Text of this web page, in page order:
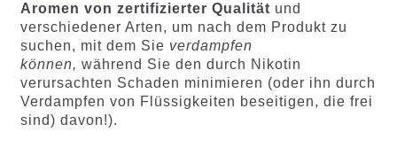
Aromen von zertifizierter Qualität und
verschiedener Arten, um nach dem Produkt zu
suchen, mit dem Sie verdampfen
können, während Sie den durch Nikotin
verursachten Schaden minimieren (oder ihn durch
Verdampfen von Flüssigkeiten beseitigen, die frei
sind) davon!).